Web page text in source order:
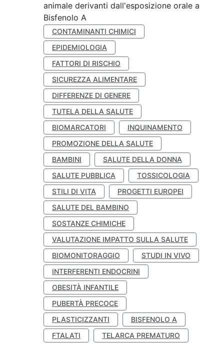
animale derivanti dall'esposizione orale a
Bisfenolo A
CONTAMINANTI CHIMICI
EPIDEMIOLOGIA
FATTORI DI RISCHIO
SICUREZZA ALIMENTARE
DIFFERENZE DI GENERE
TUTELA DELLA SALUTE
BIOMARCATORI
INQUINAMENTO
PROMOZIONE DELLA SALUTE
BAMBINI
SALUTE DELLA DONNA
SALUTE PUBBLICA
TOSSICOLOGIA
STILI DI VITA
PROGETTI EUROPEI
SALUTE DEL BAMBINO
SOSTANZE CHIMICHE
VALUTAZIONE IMPATTO SULLA SALUTE
BIOMONITORAGGIO
STUDI IN VIVO
INTERFERENTI ENDOCRINI
OBESITÀ INFANTILE
PUBERTÀ PRECOCE
PLASTICIZZANTI
BISFENOLO A
FTALATI
TELARCA PREMATURO